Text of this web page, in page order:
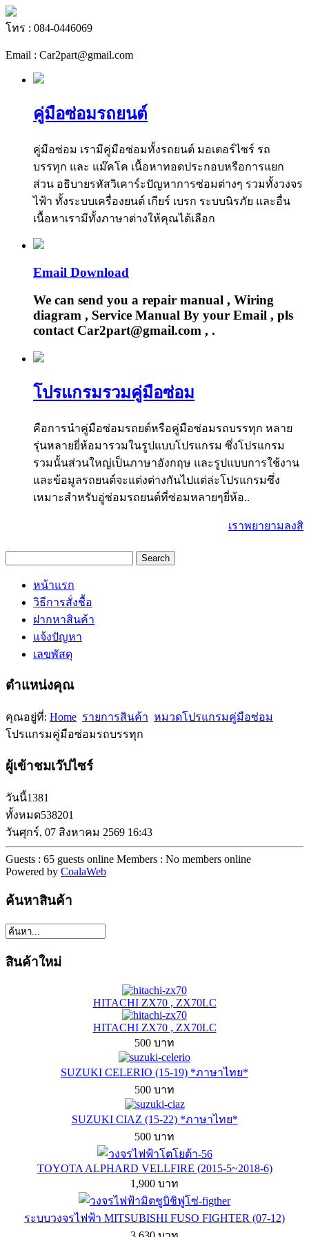
โทร : 084-0446069
Email : Car2part@gmail.com
คู่มือซ่อมรถยนต์
คู่มือซ่อม เรามีคู่มือซ่อมทั้งรถยนต์ มอเตอร์ไซร์ รถ
บรรทุก และ แม๊คโค เนื้อหาทอดประกอบหรือการแยก
ส่วน อธิบายรหัสวิเคาร์ะปัญหาการซ่อมต่างๆ รวมทั้งวงจร
ไฟ้า ทั้งระบบเครื่องยนต์ เกียร์ เบรก ระบบนิรภัย และอื่น
เนื้อหาเรามีทั้งภาษาต่างให้คุณได้เลือก
Email Download
We can send you a repair manual , Wiring
diagram , Service Manual By your Email , pls
contact Car2part@gmail.com , .
โปรแกรมรวมคู่มือซ่อม
คือการนำคู่มือซ่อมรถยต์หรือคู่มือซ่อมรถบรรทุก หลาย
รุ่นหลายยี่ห้อมารวมในรูปแบบโปรแกรม ซึ่งโปรแกรม
รวมนั้นส่วนใหญ่เป็นภาษาอังกฤษ และรูปแบบการใช้งาน
และข้อมูลรถยนต์จะแต่งต่างกันไปแต่ล่ะโปรแกรมซึ่ง
เหมาะสำหรับอู่ซ่อมรถยนต์ที่ซ่อมหลายๆยี่ห้อ..
เราพยายามลงสิ
หน้าแรก
วิธีการสั่งชื้อ
ฝากหาสินค้า
แจ้งปัญหา
เลขพัสดุ
ตำแหน่งคุณ
คุณอยู่ที่: Home รายการสินค้า หมวดโปรแกรมคู่มือซ่อม
โปรแกรมคู่มือซ่อมรถบรรทุก
ผู้เข้าชมเว๊ปไซร์
วันนี้1381
ทั้งหมด538201
วันศุกร์, 07 สิงหาคม 2569 16:43
Guests : 65 guests online Members : No members online
Powered by CoalaWeb
ค้นหาสินค้า
สินค้าใหม่
HITACHI ZX70 , ZX70LC
HITACHI ZX70 , ZX70LC
500 บาท
SUZUKI CELERIO (15-19) *ภาษาไทย*
500 บาท
SUZUKI CIAZ (15-22) *ภาษาไทย*
500 บาท
TOYOTA ALPHARD VELLFIRE (2015-5~2018-6)
1,900 บาท
ระบบวงจรไฟฟ้า MITSUBISHI FUSO FIGHTER (07-12)